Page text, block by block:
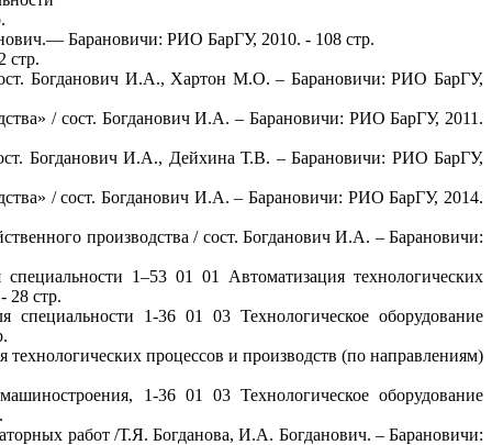
Барановичи: РИО БарГУ, 2010. - 108 стр.
стр.
Богданович И.А., Хартон М.О. – Барановичи: РИО БарГУ,
/ сост. Богданович И.А. – Барановичи: РИО БарГУ, 2011.
Богданович И.А., Дейхина Т.В. – Барановичи: РИО БарГУ,
/ сост. Богданович И.А. – Барановичи: РИО БарГУ, 2014.
производства / сост. Богданович И.А. – Барановичи:
1–53 01 01 Автоматизация технологических
28 стр.
1-36 01 03 Технологическое оборудование
процессов и производств (по направлениям)
1-36 01 03 Технологическое оборудование
работ /Т.Я. Богданова, И.А. Богданович. – Барановичи: